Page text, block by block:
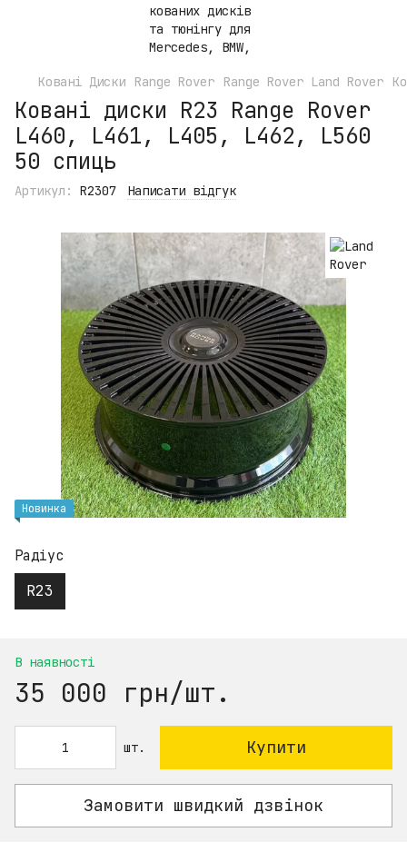
Ковані Диски Range Rover Range Rover Land Rover
Ковані диски R23 Range Rover
L460, L461, L405, L462, L560
50 спиць
Артикул: R2307 Написати відгук
Новинка
Радіус
R23
В наявності
35 000 грн/шт.
шт. Купити
Замовити швидкий дзвінок